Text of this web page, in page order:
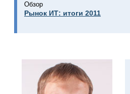
Обзор
Рынок ИТ: итоги 2011